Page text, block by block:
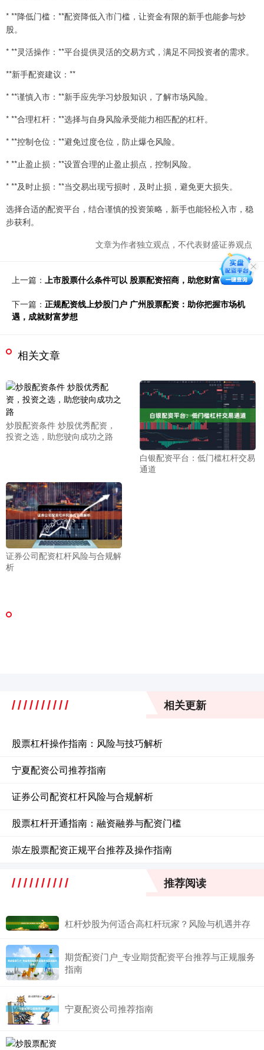
* **降低门槛：**配资降低入市门槛，让资金有限的新手也能参与炒
股。
* **灵活操作：**平台提供灵活的交易方式，满足不同投资者的需求。
**新手配资建议：**
* **谨慎入市：**新手应先学习炒股知识，了解市场风险。
* **合理杠杆：**选择与自身风险承受能力相匹配的杠杆。
* **控制仓位：**避免过度仓位，防止爆仓风险。
* **止盈止损：**设置合理的止盈止损点，控制风险。
* **及时止损：**当交易出现亏损时，及时止损，避免更大损失。
选择合适的配资平台，结合谨慎的投资策略，新手也能轻松入市，稳
步获利。
文章为作者独立观点，不代表财盛证券观点
上一篇： 上市股票什么条件可以 股票配资招商，助您财富倍增
下一篇： 正规配资线上炒股门户 广州股票配资：助你把握市场机
遇，成就财富梦想
相关文章
炒股配资条件 炒股优秀配资，
投资之选，助您驶向成功之路
白银配资平台：低门槛杠杆交易
通道
证券公司配资杠杆风险与合规解
析
相关更新
股票杠杆操作指南：风险与技巧解析
宁夏配资公司推荐指南
证券公司配资杠杆风险与合规解析
股票杠杆开通指南：融资融券与配资门槛
崇左股票配资正规平台推荐及操作指南
推荐阅读
杠杆炒股为何适合高杠杆玩家？风险与机遇并存
期货配资门户_专业期货配资平台推荐与正规服务
指南
宁夏配资公司推荐指南